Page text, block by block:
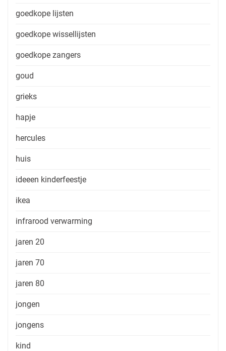
goedkope lijsten
goedkope wissellijsten
goedkope zangers
goud
grieks
hapje
hercules
huis
ideeen kinderfeestje
ikea
infrarood verwarming
jaren 20
jaren 70
jaren 80
jongen
jongens
kind